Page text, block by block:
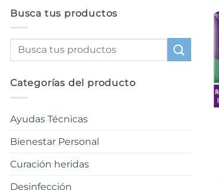
Busca tus productos
Categorías del producto
Ayudas Técnicas
Bienestar Personal
Curación heridas
Desinfección